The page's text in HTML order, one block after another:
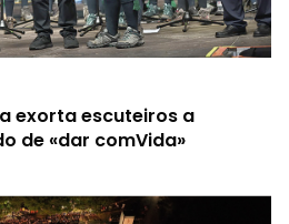
exorta escuteiros a
de «dar comVida»